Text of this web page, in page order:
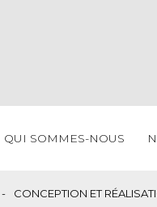
Footer
QUI SOMMES-NOUS
CONCEPTION ET